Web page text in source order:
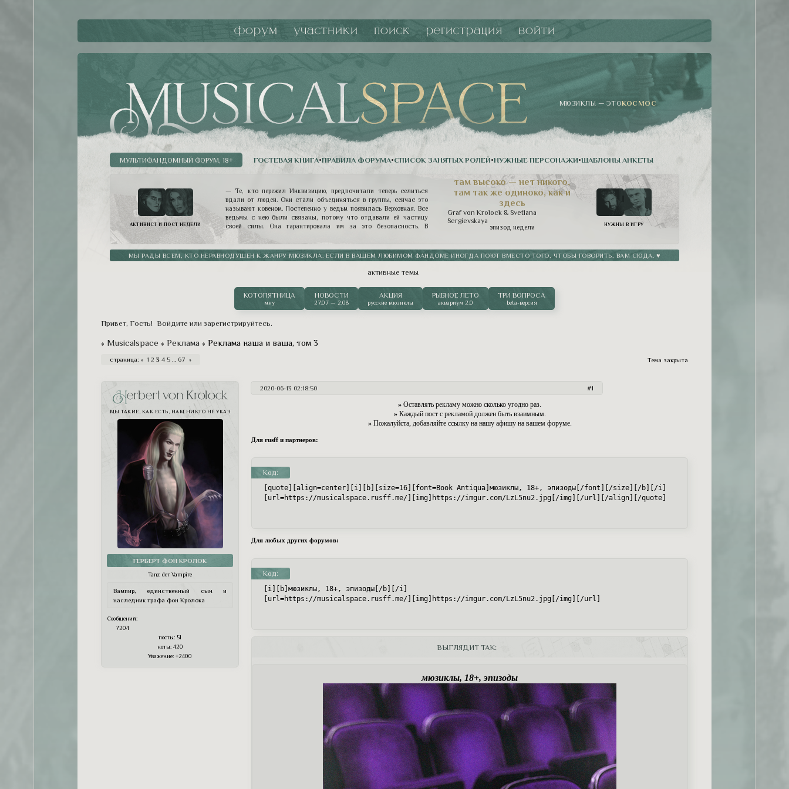
там высоко — нет никого,
там так же одиноко, как и
здесь
Graf von Krolock & Svetlana
Sergievskaya
эпизод недели
— Те, кто пережил Инквизицию, предпочитали теперь селиться
вдали от людей. Они стали объединяться в группы, сейчас это
называют ковеном. Постепенно у ведьм появилась Верховная. Все
ведьмы с нею были связаны, потому что отдавали ей частицу
своей силы. Она гарантировала им за это безопасность. В
разумных пределах, конечно. И значило все это, что она имеет
власть. Ведьмы ее слушают. Они обязаны ей подчиняться. При
такой четкой иерархии снова было восстановлено равновесие, и
Мессир, действительно, покровительствовал ведьмам. Гелла
срывает одинокий поникший колосок и зажимает его губами. Еще
НУЖНЫ В ИГРУ
АКТИВИСТ И ПОСТ НЕДЕЛИ
ГОСТЕВАЯ КНИГА•ПРАВИЛА ФОРУМА•СПИСОК ЗАНЯТЫХ РОЛЕЙ•НУЖНЫЕ ПЕРСОНАЖИ•ШАБЛОНЫ АНКЕТЫ
МУЛЬТИФАНДОМНЫЙ ФОРУМ, 18+
МЮЗИКЛЫ — ЭТОКОСМОС
МЫ РАДЫ ВСЕМ, КТО НЕРАВНОДУШЕН К ЖАНРУ МЮЗИКЛА. ЕСЛИ В ВАШЕМ ЛЮБИМОМ ФАНДОМЕ ИНОГДА ПОЮТ ВМЕСТО ТОГО, ЧТОБЫ ГОВОРИТЬ, ВАМ СЮДА. ♥
форум участники поиск регистрация войти
активные темы
КОТОПЯТНИЦА
мяу
НОВОСТИ
27.07 — 2.08
АКЦИЯ
русские мюзиклы
РЫБНОЕ ЛЕТО
аквариум 2.0
ТРИ ВОПРОСА
beta-версия
Привет, Гость! Войдите или зарегистрируйтесь.
» Musicalspace » Реклама » Реклама наша и ваша, том 3
страница: « 1 2 3 4 5 67 » Тема закрыта
1
2020-06-13 02:18:50
Herbert von Krolock
МЫ ТАКИЕ, КАК ЕСТЬ, НАМ НИКТО НЕ УКАЗ
ГЕРБЕРТ ФОН КРОЛОК
Tanz der Vampire
Вампир, единственный сын и
наследник графа фон Кролока
Сообщений:
7204
посты: 51
ноты:420
Уважение: +2400
» Оставлять рекламу можно сколько угодно раз.
»Каждый пост с рекламой должен быть взаимным.
»Пожалуйста, добавляйте ссылку на нашу афишу на вашем форуме.
Для rusff и партнеров:
Код:
[quote][align=center][i][b][size=16][font=Book Antiqua]мюзиклы, 18+, эпизоды[/font][/size][/b][/i]
[url=https://musicalspace.rusff.me/][img]https://imgur.com/LzL5nu2.jpg[/img][/url][/align][/quote]
Для любых других форумов:
Код:
[i][b]мюзиклы, 18+, эпизоды[/b][/i]
[url=https://musicalspace.rusff.me/][img]https://imgur.com/LzL5nu2.jpg[/img][/url]
ВЫГЛЯДИТ ТАК:
мюзиклы, 18+, эпизоды